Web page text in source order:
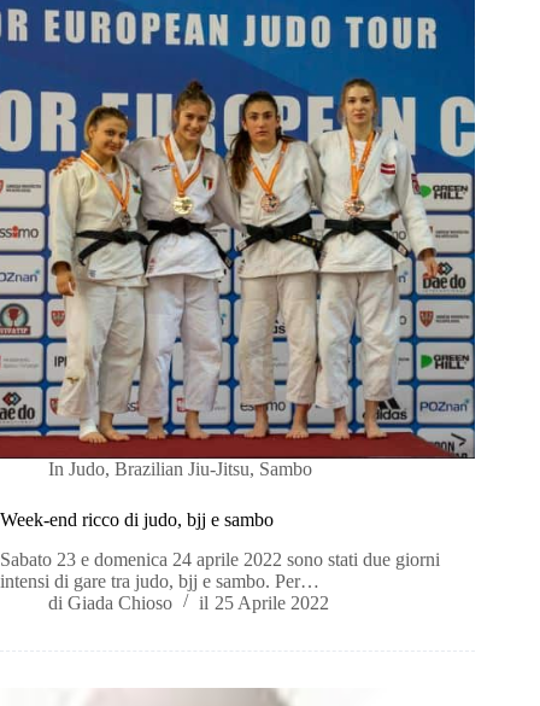
In Judo,Brazilian Jiu-Jitsu, Sambo
Week-end ricco di judo, bjj e sambo
Sabato 23 e domenica 24 aprile 2022 sono stati due giorni
intensi di gare tra judo, bjj e sambo. Per…
di Giada Chioso il 25 Aprile 2022